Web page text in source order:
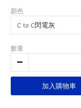
顏色
數量
加入購物車